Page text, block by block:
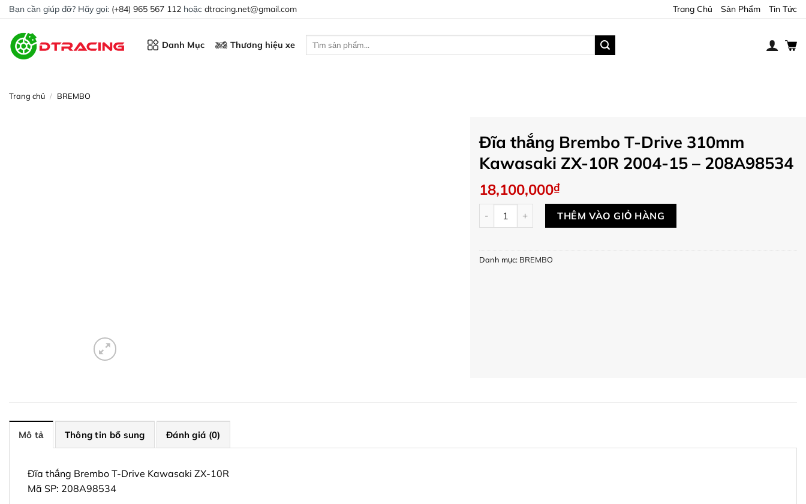
Chuyển
đến
nội
dung
Bạn cần giúp đỡ? Hãy gọi: (+84) 965 567 112 hoặc dtracing.net@gmail.com Trang Chủ Sản Phẩm Tin Tức
Danh Mục Thương hiệu xe
Tìm
Trang chủ / BREMBO
Đĩa thắng Brembo T-Drive 310mm
Kawasaki ZX-10R 2004-15 – 208A98534
18,100,000₫
Đĩa thắng Brembo T-Drive 310mm Kawasaki ZX-10R 2004-15 - 208A98534
THÊM VÀO GIỎ HÀNG
Danh mục: BREMBO
Mô tả Thông tin bổ sung Đánh giá (0)
Đĩa thắng Brembo T-Drive Kawasaki ZX-10R
Mã SP: 208A98534